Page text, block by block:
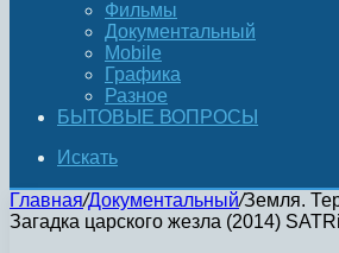
Фильмы
Документальный
Mobile
Графика
Разное
БЫТОВЫЕ ВОПРОСЫ
Искать
Главная/Документальный/Земля.
Загадка царского жезла (2014)